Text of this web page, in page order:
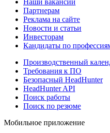
Партнерам
Реклама на сайте
Новости и статьи
Инвесторам
Кандидаты по
Производственный
Требования к ПО
Безопасный HeadHunter
HeadHunter API
Поиск работы
Поиск по резюме
Мобильное приложение